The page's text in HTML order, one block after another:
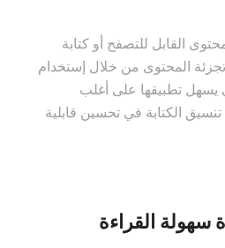
القابل للتصفح أو كتابة
المحتوى من خلال إستخدام
يسهل تطبيقها على أغلب
تنسيق الكتابة في تحسين قابلية
سهولة القراءة